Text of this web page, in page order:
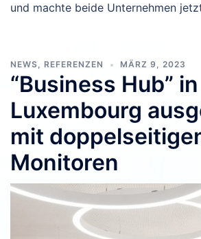
und machte beide Unternehmen
NEWS REFERENZEN MÄRZ 9, 2023
“Business Hub” in
Luxembourg
mit
Monitoren